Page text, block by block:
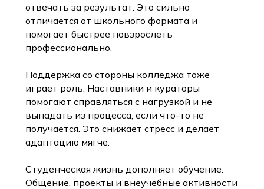
отвечать за результат. Это сильно
отличается от школьного формата и
помогает быстрее повзрослеть
профессионально.
Поддержка со стороны колледжа тоже
играет роль. Наставники и кураторы
помогают справляться с нагрузкой и не
выпадать из процесса, если что-то не
получается. Это снижает стресс и делает
адаптацию мягче.
Студенческая жизнь дополняет обучение.
Общение, проекты и внеучебные активности